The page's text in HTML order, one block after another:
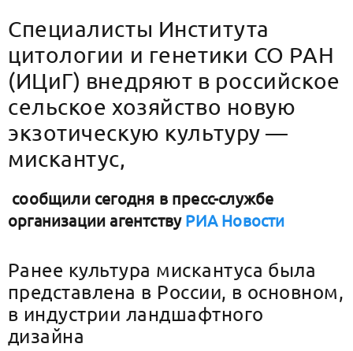
Специалисты Института
цитологии и генетики СО РАН
(ИЦиГ) внедряют в российское
сельское хозяйство новую
экзотическую культуру —
мискантус,
сообщили сегодня в пресс-службе
организации агентству РИА Новости
Ранее культура мискантуса была
представлена в России, в основном,
в индустрии ландшафтного
дизайна